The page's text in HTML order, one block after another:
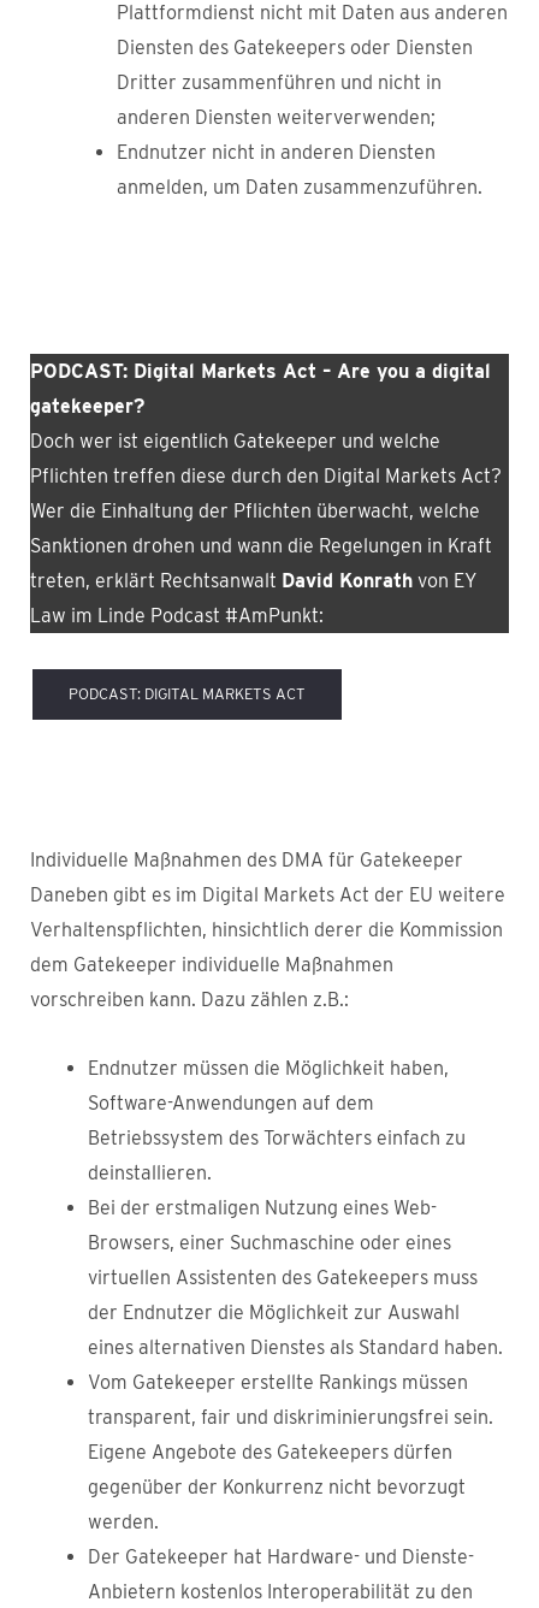
Plattformdienst nicht mit Daten aus anderen
Diensten des Gatekeepers oder Diensten
Dritter zusammenführen und nicht in
anderen Diensten weiterverwenden;
Endnutzer nicht in anderen Diensten
anmelden, um Daten zusammenzuführen.
PODCAST: Digital Markets Act – Are you a digital
gatekeeper?
Doch wer ist eigentlich Gatekeeper und welche
Pflichten treffen diese durch den Digital Markets Act?
Wer die Einhaltung der Pflichten überwacht, welche
Sanktionen drohen und wann die Regelungen in Kraft
treten, erklärt Rechtsanwalt David Konrath von EY
Law im Linde Podcast #AmPunkt:
PODCAST: DIGITAL MARKETS ACT
Individuelle Maßnahmen des DMA für Gatekeeper
Daneben gibt es im Digital Markets Act der EU weitere
Verhaltenspflichten, hinsichtlich derer die Kommission
dem Gatekeeper individuelle Maßnahmen
vorschreiben kann. Dazu zählen z.B.:
Endnutzer müssen die Möglichkeit haben,
Software-Anwendungen auf dem
Betriebssystem des Torwächters einfach zu
deinstallieren.
Bei der erstmaligen Nutzung eines Web-
Browsers, einer Suchmaschine oder eines
virtuellen Assistenten des Gatekeepers muss
der Endnutzer die Möglichkeit zur Auswahl
eines alternativen Dienstes als Standard haben.
Vom Gatekeeper erstellte Rankings müssen
transparent, fair und diskriminierungsfrei sein.
Eigene Angebote des Gatekeepers dürfen
gegenüber der Konkurrenz nicht bevorzugt
werden.
Der Gatekeeper hat Hardware- und Dienste-
Anbietern kostenlos Interoperabilität zu den